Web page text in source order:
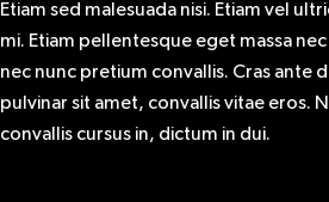
Etiam sed malesuada nisi. Etiam vel
mi. Etiam pellentesque eget massa
nec nunc pretium convallis. Cras ante
pulvinar sit amet, convallis vitae eros.
convallis cursus in, dictum in dui.